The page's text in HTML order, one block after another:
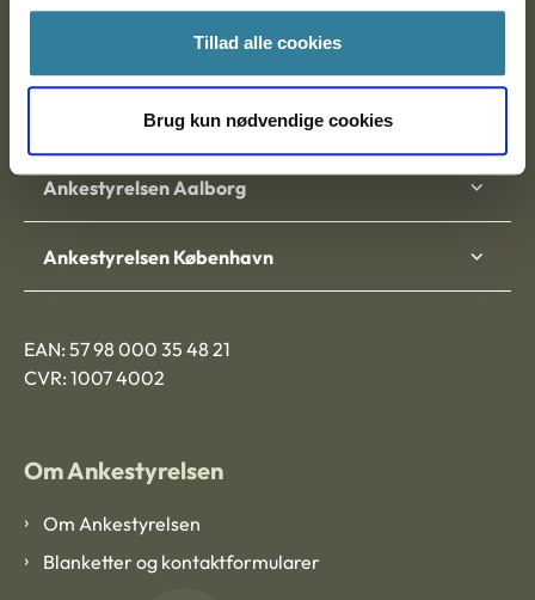
Tillad alle cookies
Brug kun nødvendige cookies
Postadresse:
9000 Aalborg
Ankestyrelsen Aalborg
Ankestyrelsen København
EAN: 57 98 000 35 48 21
CVR: 1007 4002
Om Ankestyrelsen
Om Ankestyrelsen
Blanketter og kontaktformularer